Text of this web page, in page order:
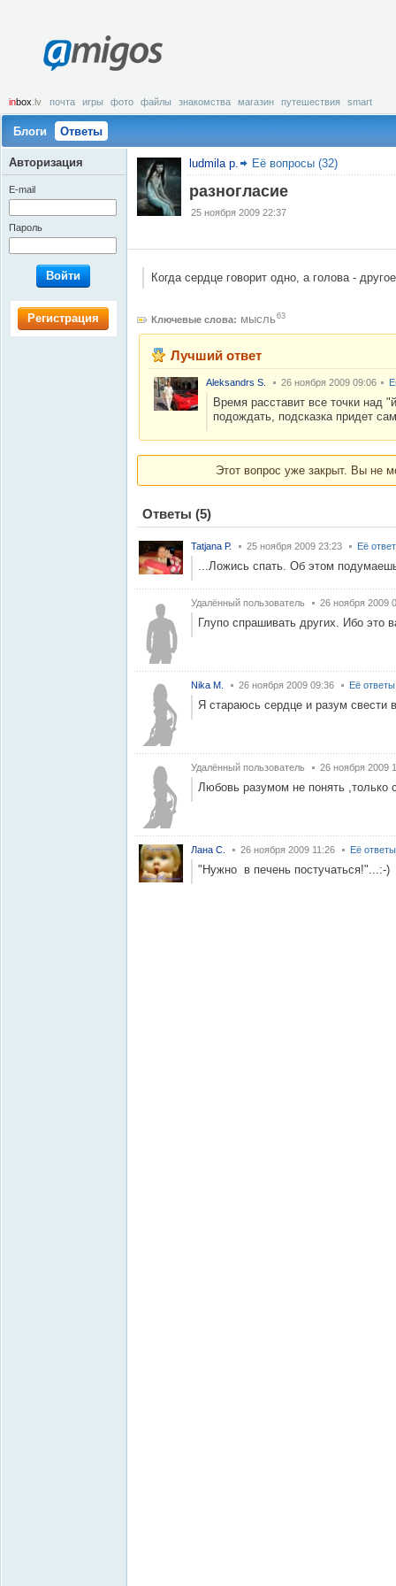
amigos
inbox .lv почта игры фото файлы знакомства магазин путешествия smart
Блоги Ответы
ludmila p. Её вопросы (32)
разногласие
25 ноября 2009 22:37
Когда сердце говорит одно, а голова -
Ключевые слова: мысль 63
Лучший ответ
Aleksandrs S. 26 ноября 2009 09:06
Время расставит все точки над
подождать, подсказка придет
Этот вопрос уже закрыт. Вы не
Ответы (5)
Tatjana Р. 25 ноября 2009 23:23 Её
...Ложись спать. Об этом
Удалённый пользователь 26 ноября 2009
Глупо спрашивать других. Ибо это
Nika M. 26 ноября 2009 09:36 Её ответы
Я стараюсь сердце и разум свести
Удалённый пользователь 26 ноября 2009
Любовь разумом не понять ,только
Лана С. 26 ноября 2009 11:26 Её ответы
"Нужно в печень постучаться!"...:-)
Авторизация
E-mail
Пароль
Войти
Регистрация